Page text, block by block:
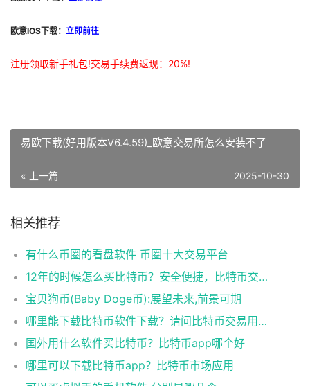
欧意IOS下载： 立即前往
注册领取新手礼包!交易手续费返现：20%!
易欧下载(好用版本V6.4.59)_欧意交易所怎么安装不了
« 上一篇 2025-10-30
相关推荐
有什么币圈的看盘软件 币圈十大交易平台
12年的时候怎么买比特币？安全便捷，比特币交易首选
宝贝狗币(Baby Doge币):展望未来,前景可期
哪里能下载比特币软件下载？请问比特币交易用什么软件
国外用什么软件买比特币？比特币app哪个好
哪里可以下载比特币app？比特币市场应用